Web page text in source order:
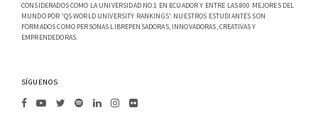
CONSIDERADOS COMO LA UNIVERSIDAD NO.1 EN ECUADOR Y ENTRE LAS 800 MEJORES DEL
MUNDO POR 'QS WORLD UNIVERSITY RANKINGS'. NUESTROS ESTUDIANTES SON
FORMADOS COMO PERSONAS LIBREPENSADORAS, INNOVADORAS, CREATIVAS Y
EMPRENDEDORAS.
SÍGUENOS